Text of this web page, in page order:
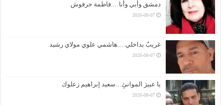
دمشق وأبي وأنا….فاطمة حرفوش
2026-08-07
غريبٌ بداخلي….هاشمي علوي مولاي رشيد
2026-08-07
يا عبيرَ الموانئِ…سعيد إبراهيم زعلوك
2026-08-07